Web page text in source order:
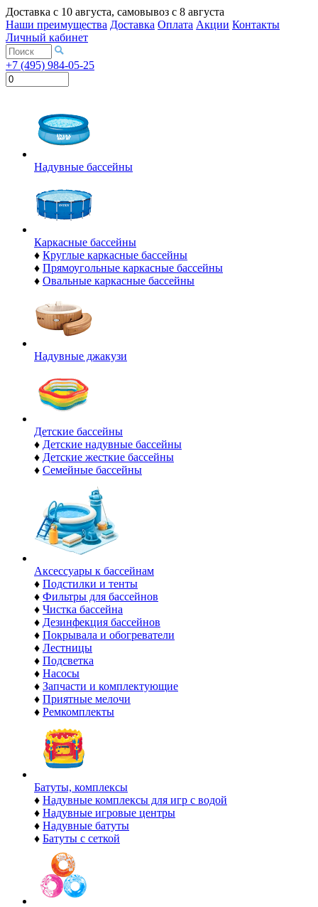
Доставка с 10 августа, самовывоз с 8 августа
Наши преимущества Доставка Оплата Акции Контакты
Личный кабинет
+7 (495) 984-05-25
Надувные бассейны
Каркасные бассейны
♦ Круглые каркасные бассейны
♦ Прямоугольные каркасные бассейны
♦ Овальные каркасные бассейны
Надувные джакузи
Детские бассейны
♦ Детские надувные бассейны
♦ Детские жесткие бассейны
♦ Семейные бассейны
Аксессуары к бассейнам
♦ Подстилки и тенты
♦ Фильтры для бассейнов
♦ Чистка бассейна
♦ Дезинфекция бассейнов
♦ Покрывала и обогреватели
♦ Лестницы
♦ Подсветка
♦ Насосы
♦ Запчасти и комплектующие
♦ Приятные мелочи
♦ Ремкомплекты
Батуты, комплексы
♦ Надувные комплексы для игр с водой
♦ Надувные игровые центры
♦ Надувные батуты
♦ Батуты с сеткой